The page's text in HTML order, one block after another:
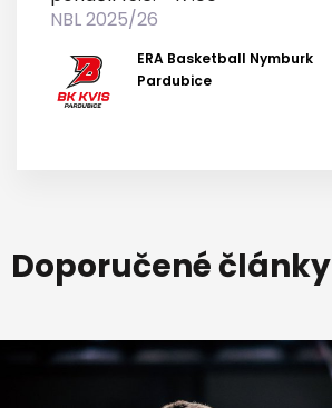
NBL 2025/26
ERA Basketball Nymburk
Pardubice
Doporučené články